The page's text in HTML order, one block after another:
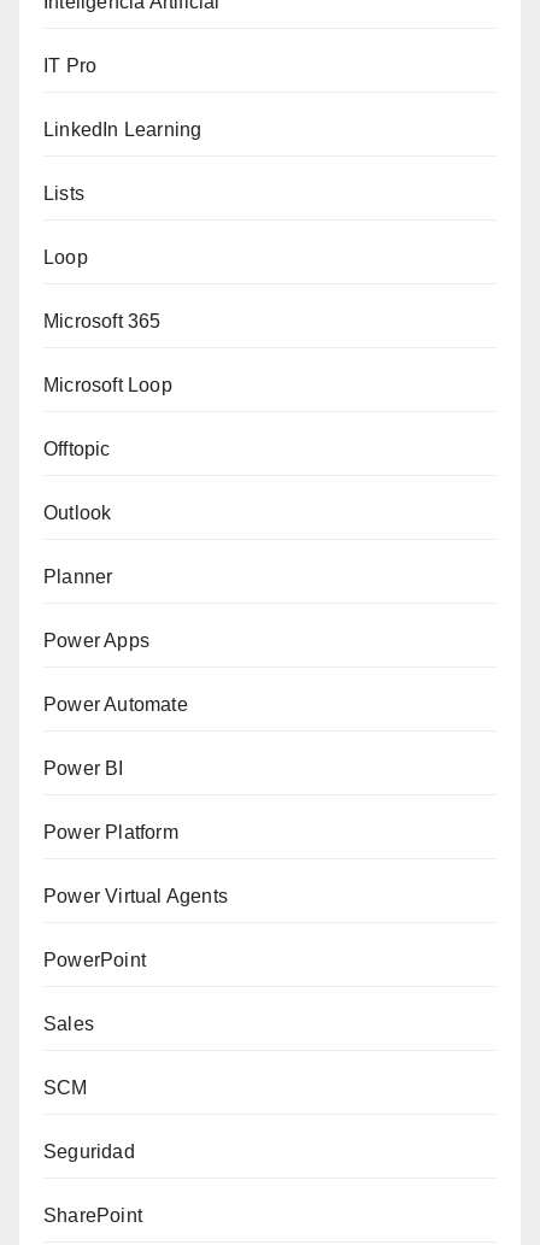
IT Pro
LinkedIn Learning
Lists
Loop
Microsoft 365
Microsoft Loop
Offtopic
Outlook
Planner
Power Apps
Power Automate
Power BI
Power Platform
Power Virtual Agents
PowerPoint
Sales
SCM
Seguridad
SharePoint